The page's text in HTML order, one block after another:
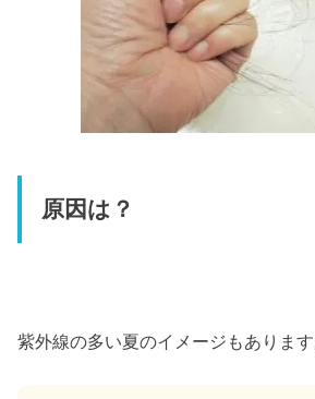
原因は？
紫外線の多い夏のイメージもありま